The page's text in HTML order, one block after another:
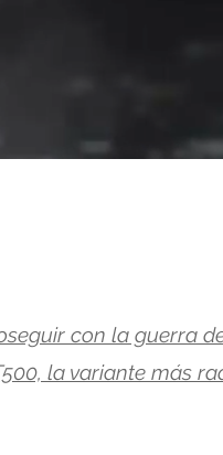
con la guerra
la variante más